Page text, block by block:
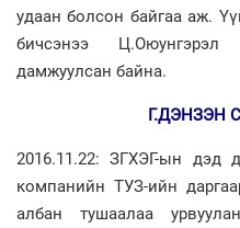
удаан болсон байгаа аж.
бичсэнээ Ц.Оюунгэрэл
дамжуулсан байна.
Г.ДЭНЗЭН
2016.11.22: ЗГХЭГ-ын дэд
компанийн ТУЗ-ийн
албан тушаалаа